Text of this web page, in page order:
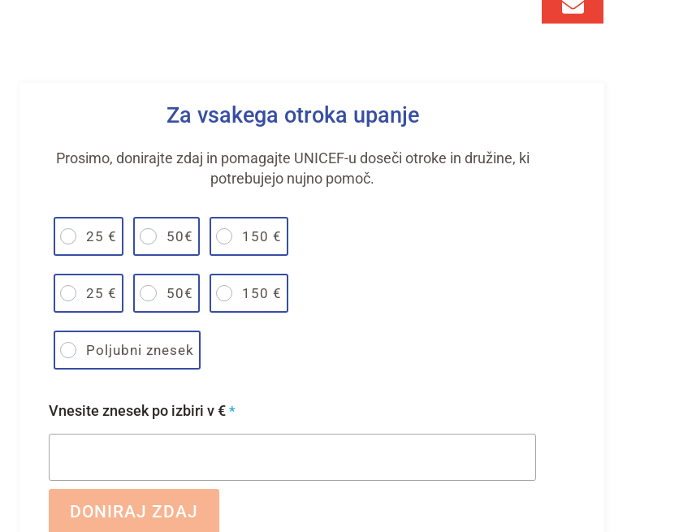
Za vsakega otroka upanje
Prosimo, donirajte zdaj in pomagajte UNICEF-u doseči otroke in družine, ki
potrebujejo nujno pomoč.
25 € 50€ 150 €
25 € 50€ 150 €
Poljubni znesek
Vnesite znesek po izbiri v € *
DONIRAJ ZDAJ